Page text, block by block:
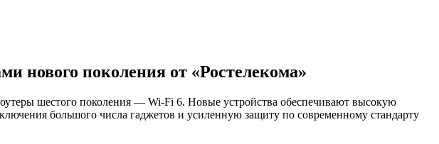
нового поколения от «Ростелекома»
шестого поколения — Wi-Fi 6. Новые устройства обеспечивают высокую
большого числа гаджетов и усиленную защиту по современному стандарту